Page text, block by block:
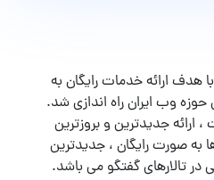
پرشین اسکریپت در سال ۱۳۸۶ با هدف ارائه خدمات رایگان به
حوزه وب ایران راه اندازی شد.
ارائه جدیدترین و بروزترین
به صورت رایگان ، جدیدترین
تالارهای گفتگو می باشد.